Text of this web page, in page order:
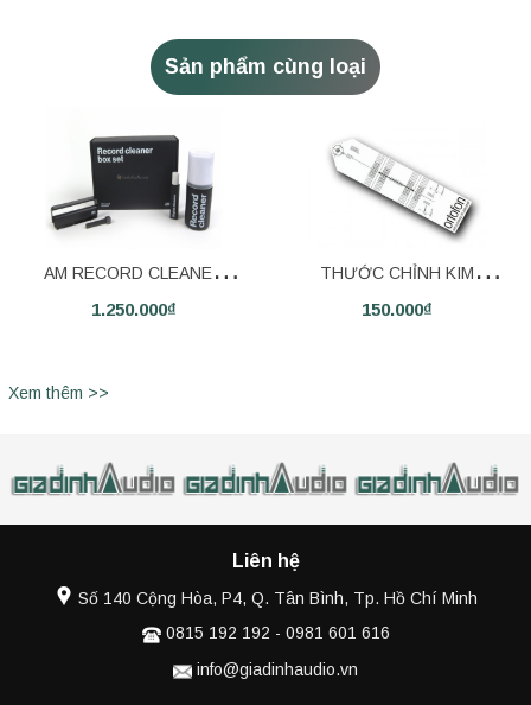
Sản phẩm cùng loại
AM RECORD CLEANER
BOX SET
1.250.000₫
THƯỚC CHỈNH KIM
ORTOFON
150.000₫
Xem thêm >>
Liên hệ
Số 140 Cộng Hòa, P4, Q. Tân Bình, Tp. Hồ Chí Minh
0815 192 192 - 0981 601 616
info@giadinhaudio.vn